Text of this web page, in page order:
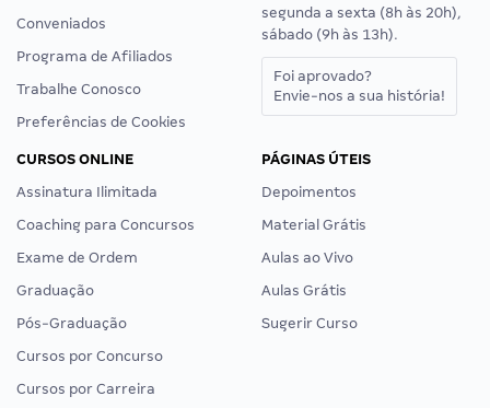
Conveniados
Programa de Afiliados
Trabalhe Conosco
Preferências de Cookies
segunda a sexta (8h às 20h),
sábado (9h às 13h).
Foi aprovado?
Envie-nos a sua história!
CURSOS ONLINE
Assinatura Ilimitada
Coaching para Concursos
Exame de Ordem
Graduação
Pós-Graduação
Cursos por Concurso
Cursos por Carreira
PÁGINAS ÚTEIS
Depoimentos
Material Grátis
Aulas ao Vivo
Aulas Grátis
Sugerir Curso